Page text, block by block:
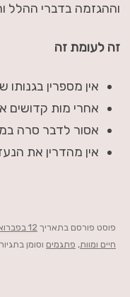
וההגזמה בדברי ההלל
זה לעומת זה
אין מספרין בגנותו
אחרי מות קדושים
אסור לדבר סרה
אין מהדרין את
פוסט פורסם בתאריך 12 בפברואר 2025
חיים ומוות, פתגמים וסומן